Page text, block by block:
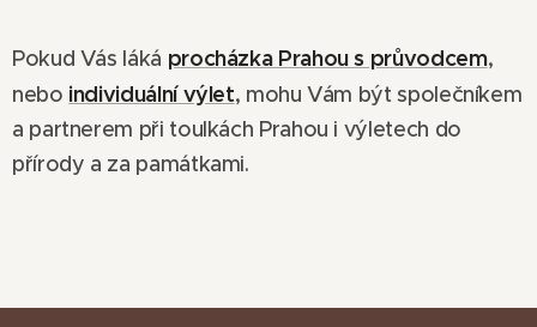
Pokud Vás láká procházka Prahou s průvodcem,
nebo individuální výlet, mohu Vám být společníkem
a partnerem při toulkách Prahou i výletech do
přírody a za památkami.